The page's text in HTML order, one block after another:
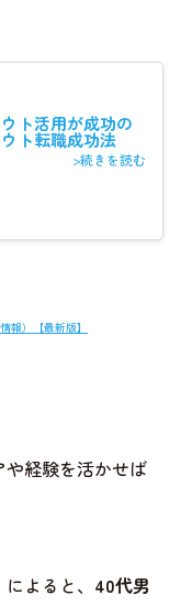
ト活用が成功の
ト転職成功法
>続きを読む
報）【最新版】
経験を活かせば
よると、 40代男